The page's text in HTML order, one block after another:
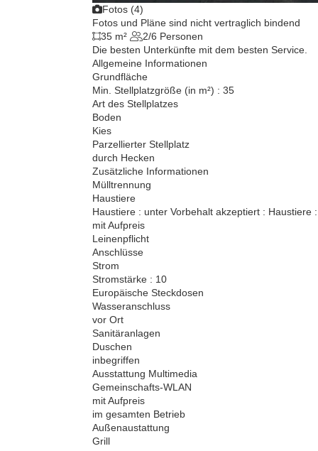
Fotos (4)
Fotos und Pläne sind nicht vertraglich bindend
35 m²
2/6 Personen
Die besten Unterkünfte mit dem besten Service.
Allgemeine Informationen
Grundfläche
Min. Stellplatzgröße (in m²) : 35
Art des Stellplatzes
Boden
Kies
Parzellierter Stellplatz
durch Hecken
Zusätzliche Informationen
Mülltrennung
Haustiere
Haustiere : unter Vorbehalt akzeptiert : Haustiere
mit Aufpreis
Leinenpflicht
Anschlüsse
Strom
Stromstärke : 10
Europäische Steckdosen
Wasseranschluss
vor Ort
Sanitäranlagen
Duschen
inbegriffen
Ausstattung Multimedia
Gemeinschafts-WLAN
mit Aufpreis
im gesamten Betrieb
Außenaustattung
Grill